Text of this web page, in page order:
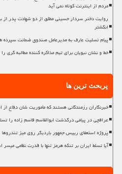
مردم از اینترنت کوتاه نمی آید
روایت دختر سردار حسینی مطلق از دو شهادت پدر از
انگشتر
پیام تسلیت عارف به مدیرعامل صندوق ضمانت سپرده
خط و نشان نبویان برای تیم مذاکره کننده مطالبه گری
پربحث ترین ها
خبرنگاران رزمندگانی هستند که مأموریت شان دفاع
عراقچی در پیامی درگذشت ابوالقاسم قاسم زاده را
پروژه استعفای رییس جمهور باردیگر روی میز تندروها
آیا تسلط ایران بر تنگه هرمز تنها با قدرت نظامی